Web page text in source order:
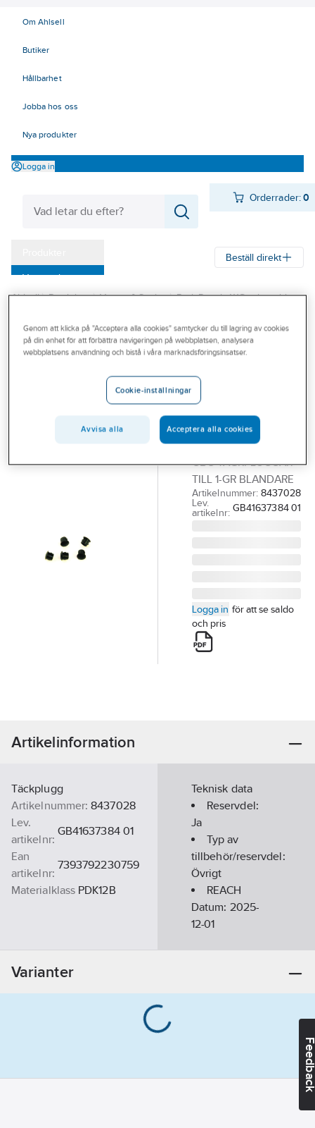
Om Ahlsell
Butiker
Hållbarhet
Jobba hos oss
Nya produkter
Logga in
Orderrader:0
Varumärken
Outlet
Branscher
Beställ direkt
Ahlsell Produkter Värme & Sanitet
Bad, Dusch, WC och möbler
Reservdelar blandare
Reservdelar Gustavsberg ettgreppsblandare
Täckplugg för
ettgreppspak
Nordic3,
Gustavsberg
GBG TÄCKPLUGGAR
TILL 1-GR BLANDARE
Artikelnummer: 8437028
Lev.
artikelnr: GB41637384 01
Logga in för att se saldo
och pris
Artikelinformation
Täckplugg
Artikelnummer: 8437028
Lev.
artikelnr:
GB41637384 01
Ean
artikelnr:
7393792230759
Materialklass PDK12B
Teknisk data
Reservdel:
Ja
Typ av
tillbehör/reservdel:
Övrigt
REACH
Datum: 2025-
12-01
Varianter
Genom att klicka på "Acceptera alla cookies" samtycker du till lagring av cookies
på din enhet för att förbättra navigeringen på webbplatsen, analysera
webbplatsens användning och bistå i våra marknadsföringsinsatser.
Cookie-inställningar
Avvisa alla Acceptera alla cookies